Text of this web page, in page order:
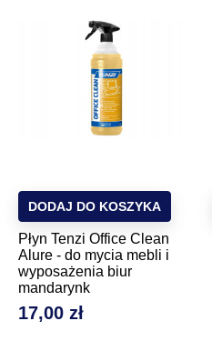
Płyn Tenzi Office Clean
Alure - do mycia mebli i
wyposażenia biur
mandarynk
Cena
17,00 zł
DODAJ DO KOSZYKA